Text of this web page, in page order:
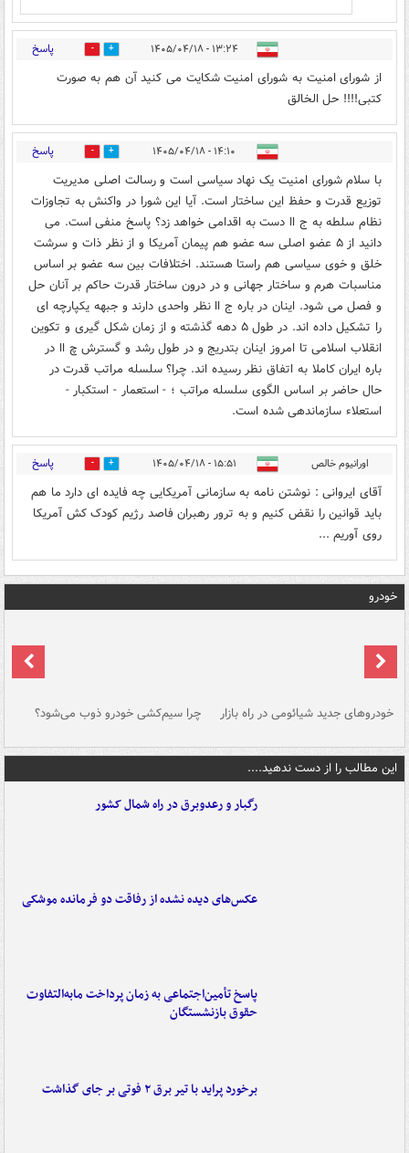
۱۳:۲۴ - ۱۴۰۵/۰۴/۱۸ 0 پاسخ
از شورای امنیت به شورای امنیت شکایت می کنید آن هم به صورت
کتبی!!!! حل الخالق
۱۴:۱۰ - ۱۴۰۵/۰۴/۱۸ 0 پاسخ
با سلام شورای امنیت یک نهاد سیاسی است و رسالت اصلی مدیریت
توزیع قدرت و حفظ این ساختار است. آیا این شورا در واکنش به تجاوزات
نظام سلطه به ج اا دست به اقدامی خواهد زد؟ پاسخ منفی است. می
دانید از ۵ عضو اصلی سه عضو هم پیمان آمریکا و از نظر ذات و سرشت
خلق و خوی سیاسی هم راستا هستند. اختلافات بین سه عضو بر اساس
مناسبات هرم و ساختار جهانی و در درون ساختار قدرت حاکم بر آنان حل
و فصل می شود. اینان در باره ج اا نظر واحدی دارند و جبهه یکپارچه ای
را تشکیل داده اند. در طول ۵ دهه گذشته و از زمان شکل گیری و تکوین
انقلاب اسلامی تا امروز اینان بتدریج و در طول رشد و گسترش چ اا در
باره ایران کاملا به اتفاق نظر رسیده اند. چرا؟ سلسله مراتب قدرت در
حال حاضر بر اساس الگوی سلسله مراتب ؛ - استعمار - استکبار -
استعلاء سازماندهی شده است.
اورانیوم خالص ۱۵:۵۱ - ۱۴۰۵/۰۴/۱۸ 0 پاسخ
آقای ایروانی : نوشتن نامه به سازمانی آمریکایی چه فایده ای دارد ما هم
باید قوانین را نقض کنیم و به ترور رهبران فاصد رژیم کودک کش آمریکا
روی آوریم ...
خودرو
خودروهای جدید شیائومی در راه بازار چرا سیم‌کشی خودرو ذوب می‌شود؟
این مطالب را از دست ندهید....
رگبار و رعدوبرق در راه شمال کشور
عکس‌های دیده نشده از رفاقت دو فرمانده‌ موشکی
پاسخ تأمین‌اجتماعی به زمان پرداخت مابه‌التفاوت
حقوق بازنشستگان
برخورد پراید با تیر برق ۲ فوتی بر جای گذاشت